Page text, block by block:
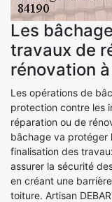
Les
travaux de
rénovation
Les opérations de
protection contre les
réparation ou de
bâchage va protéger
finalisation des
assurer la sécurité
en créant une
toiture. Artisan